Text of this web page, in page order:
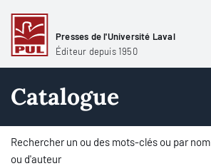
Presses de l'Université Laval
Éditeur depuis 1950
Catalogue
Rechercher un ou des mots-clés ou par
ou d'auteur